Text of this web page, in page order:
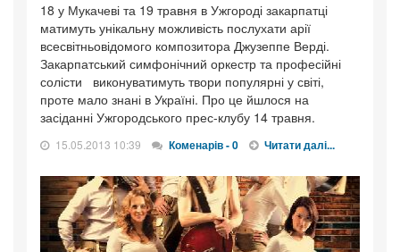
18 у Мукачеві та 19 травня в Ужгороді закарпатці
матимуть унікальну можливість послухати арії
всесвітньовідомого композитора Джузеппе Верді.
Закарпатський симфонічний оркестр та професійні
солісти виконуватимуть твори популярні у світі,
проте мало знані в Україні. Про це йшлося на
засіданні Ужгородського прес-клубу 14 травня.
15.05.2013 10:39 Коменарів - 0 Читати далі...